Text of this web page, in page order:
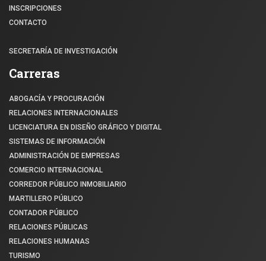
INSCRIPCIONES
CONTACTO
SECRETARÍA DE INVESTIGACIÓN
Carreras
ABOGACÍA Y PROCURACIÓN
RELACIONES INTERNACIONALES
LICENCIATURA EN DISEÑO GRÁFICO Y DIGITAL
SISTEMAS DE INFORMACIÓN
ADMINISTRACIÓN DE EMPRESAS
COMERCIO INTERNACIONAL
CORREDOR PÚBLICO INMOBILIARIO
MARTILLERO PÚBLICO
CONTADOR PÚBLICO
RELACIONES PÚBLICAS
RELACIONES HUMANAS
TURISMO